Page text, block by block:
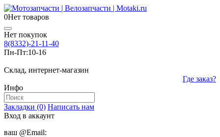
0Нет товаров
Нет покупок
8(8332)-21-11-40
Пн-Пт:10-16
Склад, интернет-магазин
Где заказ?
Инфо
Закладки (0) Написать нам
Вход в аккаунт
ваш @Email: